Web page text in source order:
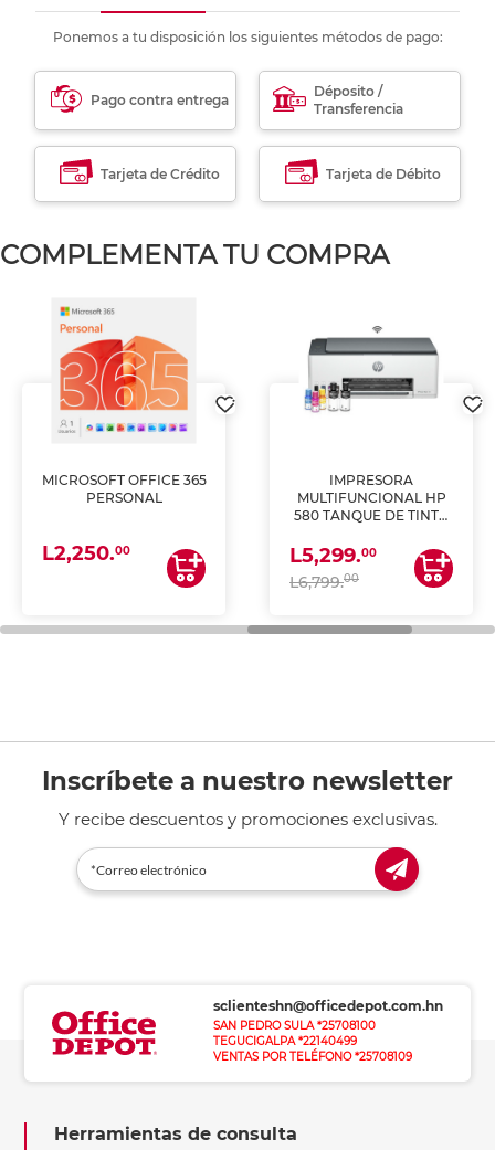
Ponemos a tu disposición los siguientes métodos de pago:
Pago contra entrega
Déposito /
Transferencia
Tarjeta de Crédito Tarjeta de Débito
COMPLEMENTA TU COMPRA
MICROSOFT OFFICE 365
PERSONAL
L2,250.00
IMPRESORA
MULTIFUNCIONAL HP
580 TANQUE DE TINTA
ESCANEA)
L5,299.00
L6,799.00
Inscríbete a nuestro newsletter
Y recibe descuentos y promociones exclusivas.
sclienteshn@officedepot.com.hn
SAN PEDRO SULA *25708100
TEGUCIGALPA *22140499
VENTAS POR TELÉFONO *25708109
Herramientas de consulta